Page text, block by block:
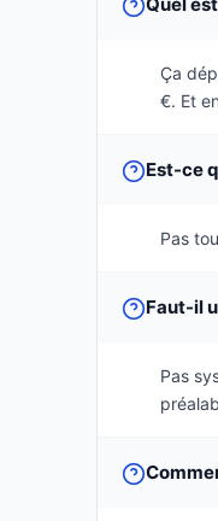
Ça
€. Et
Est-ce
Pas
Faut-il
Pas